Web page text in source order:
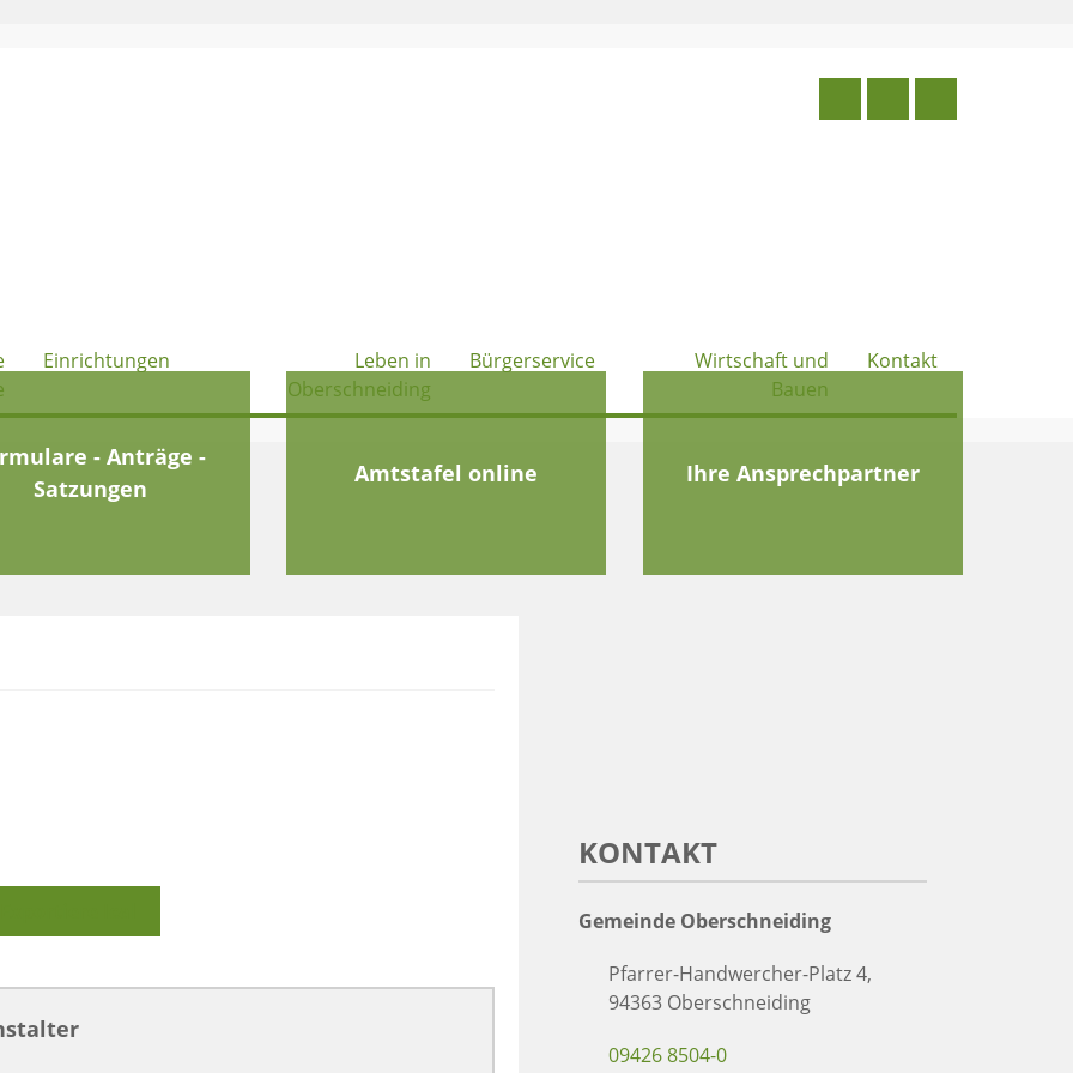
Einrichtungen
Leben in
Oberschneiding
Bürgerservice
Wirtschaft und
Bauen
Kontakt
- Anträge -
Satzungen
Amtstafel online Ihre Ansprechpartner
KONTAKT
Gemeinde Oberschneiding
Pfarrer-Handwercher-Platz 4,
94363 Oberschneiding
09426 8504-0